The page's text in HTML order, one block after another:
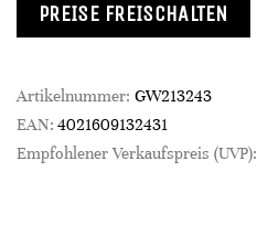
PREISE FREISCHALTEN
Artikelnummer: GW213243
EAN: 4021609132431
Empfohlener Verkaufspreis (UVP):